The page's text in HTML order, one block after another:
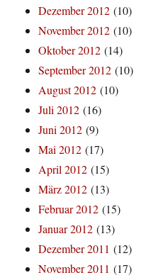
Dezember 2012 (10)
November 2012 (10)
Oktober 2012 (14)
September 2012 (10)
August 2012 (10)
Juli 2012 (16)
Juni 2012 (9)
Mai 2012 (17)
April 2012 (15)
März 2012 (13)
Februar 2012 (15)
Januar 2012 (13)
Dezember 2011 (12)
November 2011 (17)